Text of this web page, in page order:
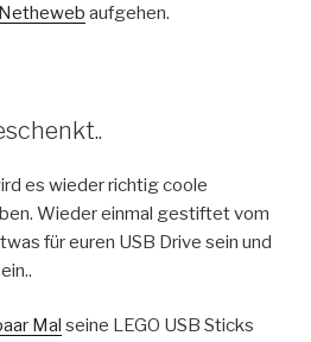
Netheweb aufgehen.
es wieder richtig coole
Wieder einmal gestiftet vom
für euren USB Drive sein und
Mal seine LEGO USB Sticks